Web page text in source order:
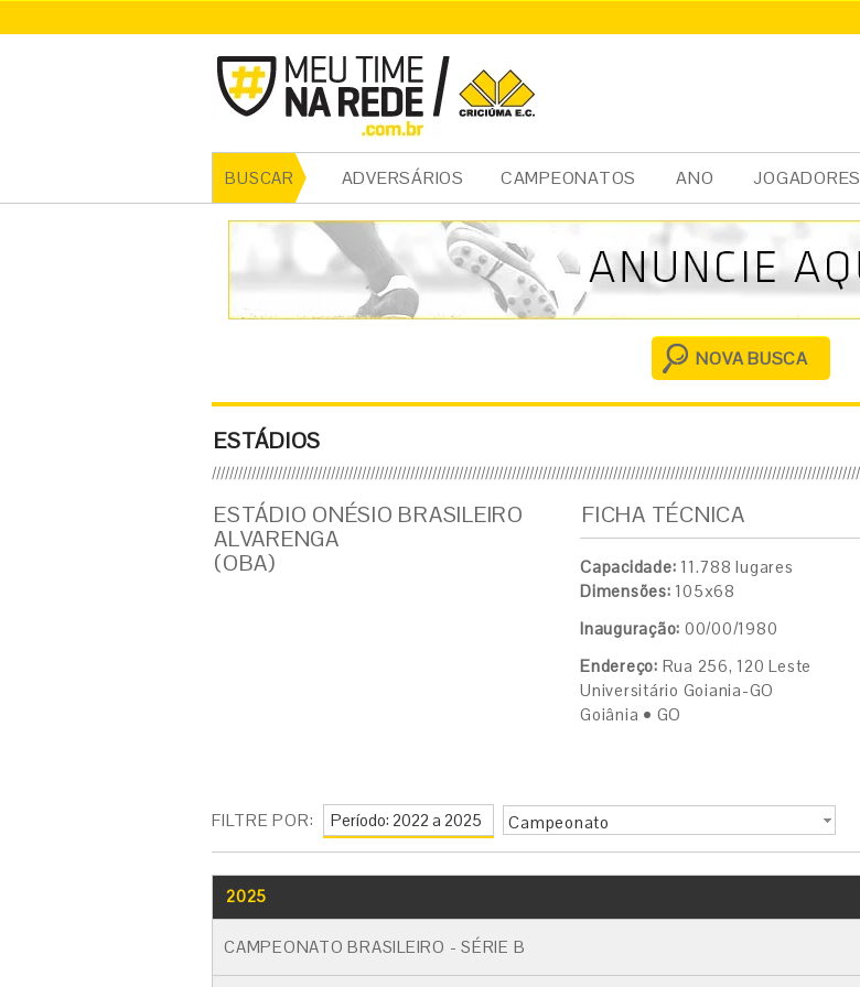
BUSCAR ADVERSÁRIOS CAMPEONATOS ANO JOGADORES
cia
l
NOVA BUSCA
ESTÁDIOS
ESTÁDIO ONÉSIO BRASILEIRO
ALVARENGA
(OBA)
FICHA TÉCNICA
Capacidade: 11.788 lugares
Dimensões: 105x68
Inauguração: 00/00/1980
Endereço: Rua 256, 120 Leste
Universitário Goiania-GO
Goiânia • GO
FILTRE POR: Campeonato
2025
CAMPEONATO BRASILEIRO - SÉRIE B